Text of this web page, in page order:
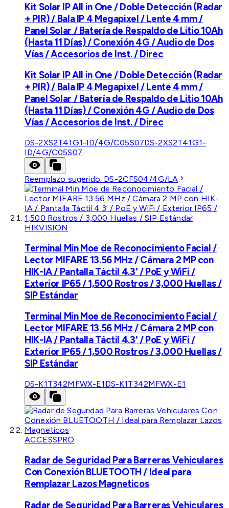
Kit Solar IP All in One / Doble Detección (Radar
+ PIR) / Bala IP 4 Megapixel / Lente 4 mm /
Panel Solar / Batería de Respaldo de Litio 10Ah
(Hasta 11 Días) / Conexión 4G / Audio de Dos
Vías / Accesorios de Inst. / Direc
Kit Solar IP All in One / Doble Detección (Radar
+ PIR) / Bala IP 4 Megapixel / Lente 4 mm /
Panel Solar / Batería de Respaldo de Litio 10Ah
(Hasta 11 Días) / Conexión 4G / Audio de Dos
Vías / Accesorios de Inst. / Direc
DS-2XS2T41G1-ID/4G/C05S07DS-2XS2T41G1-
ID/4G/C05S07
Reemplazo sugerido: DS-2CFS04/4G/LA
HIKVISION
Terminal Min Moe de Reconocimiento Facial /
Lector MIFARE 13.56 MHz / Cámara 2 MP con
HIK-IA / Pantalla Táctil 4.3' / PoE y WiFi /
Exterior IP65 / 1,500 Rostros / 3,000 Huellas /
SIP Estándar
Terminal Min Moe de Reconocimiento Facial /
Lector MIFARE 13.56 MHz / Cámara 2 MP con
HIK-IA / Pantalla Táctil 4.3' / PoE y WiFi /
Exterior IP65 / 1,500 Rostros / 3,000 Huellas /
SIP Estándar
DS-K1T342MFWX-E1 DS-K1T342MFWX-E1
ACCESSPRO
Radar de Seguridad Para Barreras Vehiculares
Con Conexión BLUETOOTH / Ideal para
Remplazar Lazos Magneticos
Radar de Seguridad Para Barreras Vehiculares